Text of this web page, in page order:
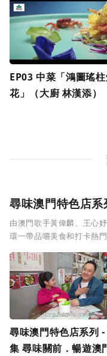
EP03 中菜「鴻圖瑤
花」（大廚 林漢添）
尋味澳門特色店系
由澳門歌手黃偉麟、王心
環一帶品嚐美食和打卡熱門
尋味澳門特色店系列
集 尋味關前．暢遊澳